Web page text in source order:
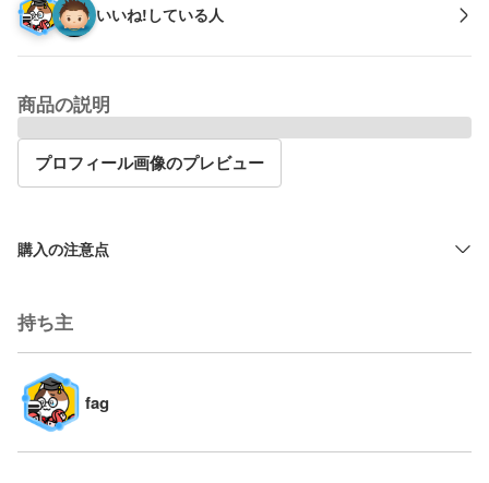
いいね!している人
商品の説明
プロフィール画像のプレビュー
購入の注意点
持ち主
fag